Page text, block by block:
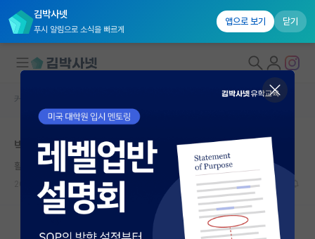
김박사넷
푸시 알림으로 소식을 빠르게
앱으로 보기 닫기
대학원생 모집
국내대학원 정보
연구실&오픈랩
커뮤니티
커뮤니티 홈
커뮤니티 홈
박사 가스라이팅
활기찬 버지니아 울프
2026.06.03 12 4118